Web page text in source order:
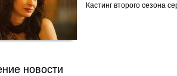
Кастинг второго сезона
новости